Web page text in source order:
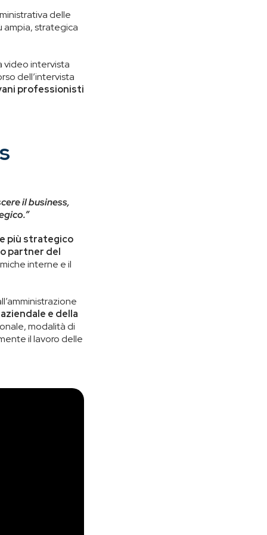
delle
ampia, strategica
video intervista
dell’intervista
professionisti
il business,
più strategico
partner del
interne e il
e della
modalità di
il lavoro delle